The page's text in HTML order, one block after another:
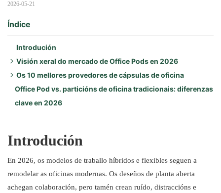
2026-05-21
Índice
Introdución
Visión xeral do mercado de Office Pods en 2026
Impulsores clave en 2026:
Destacados rexionais:
Tendencias de produtos:
Os 10 mellores provedores de cápsulas de oficina
1. Enmarcado
2. Zenbooth
5. SnapCab
6. Silencio
7. Oficina intelixente Mikomax
8. Cabinas de Persy
Office Pod vs. particións de oficina tradicionais: diferenzas
clave en 2026
Introdución
En 2026, os modelos de traballo híbridos e flexibles seguen a
remodelar as oficinas modernas. Os deseños de planta aberta
achegan colaboración, pero tamén crean ruído, distraccións e